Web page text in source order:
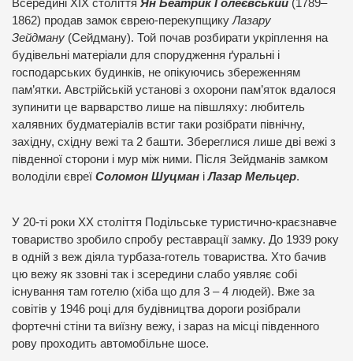
Всередині XIX століття Ян Беатрик Голеєвський (1789–
1862) продав замок єврею-перекупщику Лазару
Зейдману (Сейдману). Той почав розбирати укріплення на
будівельні матеріали для спорудження ґуральні і
господарських будинків, не опікуючись збереженням
пам’ятки. Австрійській установі з охорони пам’яток вдалося
зупинити це варварство лише на півшляху: любитель
халявних будматеріалів встиг таки розібрати північну,
західну, східну вежі та 2 башти. Збереглися лише дві вежі з
південної сторони і мур між ними. Після Зейдманів замком
володіли євреї Соломон Шуцман іЛазар Мельцер.
У 20-ті роки ХХ століття Подільське туристично-краєзнавче
товариство зробило спробу реставрації замку. До 1939 року
в одній з веж діяла турбаза-готель товариства. Хто бачив
цю вежу як ззовні так і зсередини слабо уявляє собі
існування там готелю (хіба що для 3 – 4 людей). Вже за
совітів у 1946 році для будівництва дороги розібрали
фортечні стіни та виїзну вежу, і зараз на місці південного
рову проходить автомобільне шосе.